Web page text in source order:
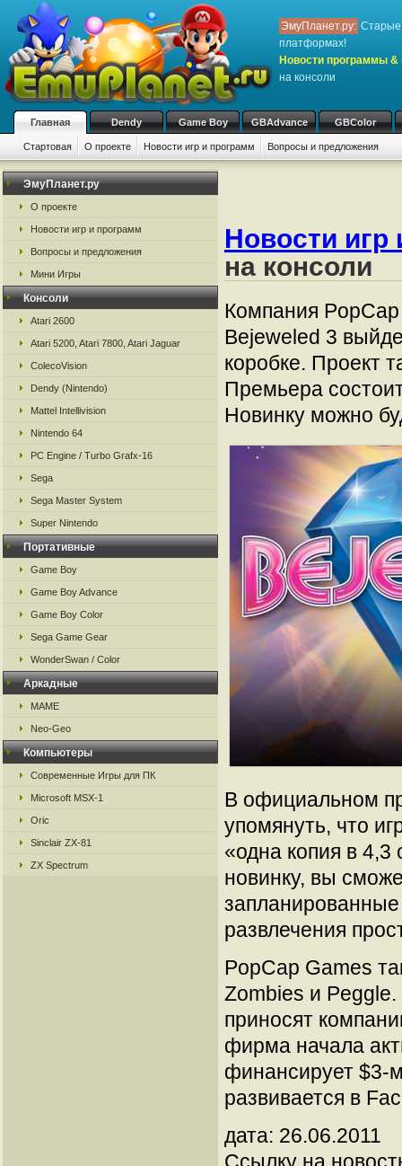
ЭмуПланет.ру: Старые
платформах!
Новости программы &
на консоли
Главная Dendy Game Boy GBAdvance GBColor
Стартовая О проекте Новости игр и программ Вопросы и предложения
ЭмуПланет.ру
О проекте
Новости игр и программ
Вопросы и предложения
Мини Игры
Консоли
Atari 2600
Atari 5200, Atari 7800, Atari Jaguar
ColecoVision
Dendy (Nintendo)
Mattel Intellivision
Nintendo 64
PC Engine / Turbo Grafx-16
Sega
Sega Master System
Super Nintendo
Портативные
Game Boy
Game Boy Advance
Game Boy Color
Sega Game Gear
WonderSwan / Color
Аркадные
MAME
Neo-Geo
Компьютеры
Современные Игры для ПК
Microsoft MSX-1
Oric
Sinclair ZX-81
ZX Spectrum
Новости игр
на консоли
Компания
Bejeweled 3
коробке. Проект
Премьера
Новинку можно
В официальном
упомянуть, что
«одна копия в 4,3
новинку, вы
запланированные
развлечения
PopCap Games
Zombies и
приносят
фирма начала
финансирует $3-
развивается в
дата: 26.06.2011